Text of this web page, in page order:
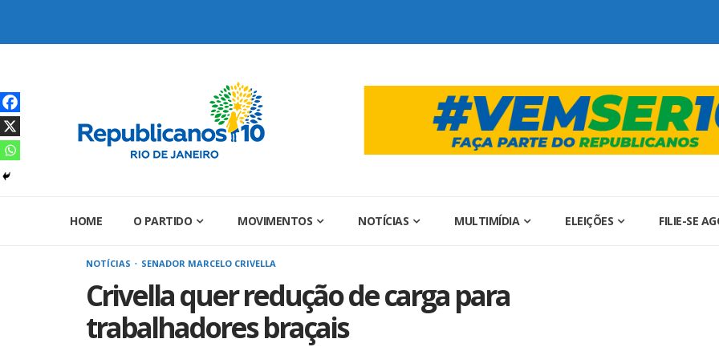
HOME O PARTIDO MOVIMENTOS NOTÍCIAS MULTIMÍDIA ELEIÇÕES FILIE-SE
NOTÍCIAS SENADOR MARCELO CRIVELLA
Crivella quer redução de carga para
trabalhadores braçais